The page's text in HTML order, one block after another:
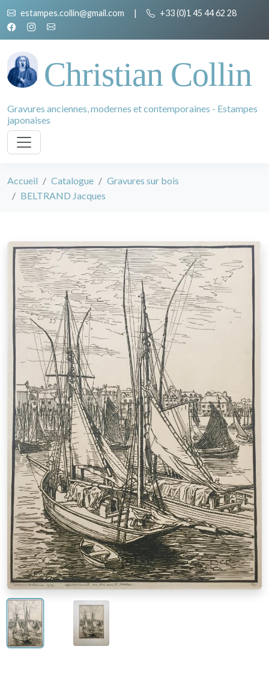
estampes.collin@gmail.com | +33 (0)1 45 44 62 28
Christian Collin
Gravures anciennes, modernes et contemporaines - Estampes
japonaises
Accueil Catalogue
Gravures sur bois
BELTRAND Jacques